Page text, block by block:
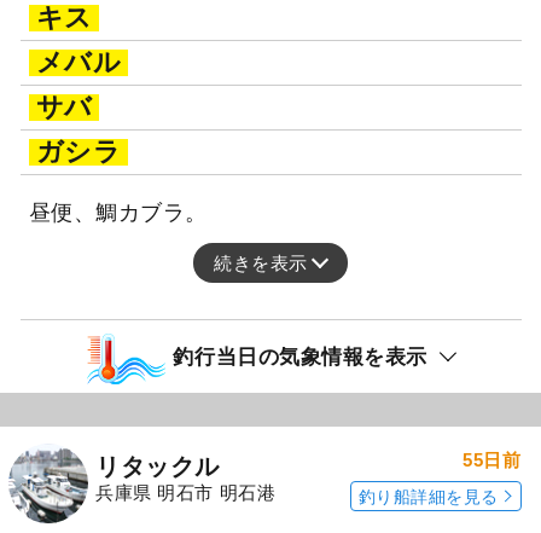
キス
メバル
サバ
ガシラ
昼便、鯛カブラ。
続きを表示
釣行当日の気象情報を表示
リタックル
兵庫県 明石市 明石港
55日前
釣り船詳細を見る